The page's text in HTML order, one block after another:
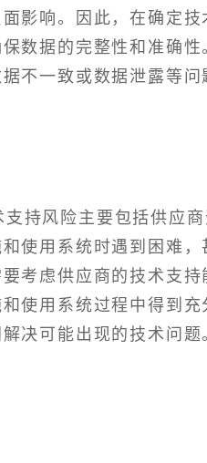
影响。因此，在确定
数据的完整性和准确
不一致或数据泄露等问
持风险主要包括供应
使用系统时遇到困难
考虑供应商的技术支
使用系统过程中得到
决可能出现的技术问题